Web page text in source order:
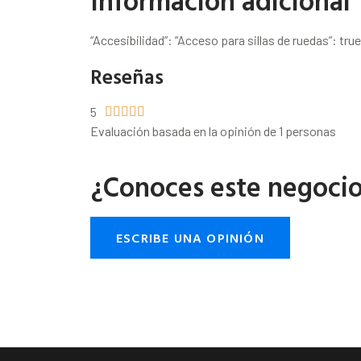
“Accesibilidad”: “Acceso para sillas de ruedas”:
Reseñas
5     
Evaluación basada en la opinión de 1 personas
¿Conoces este
ESCRIBE UNA OPINIÓN